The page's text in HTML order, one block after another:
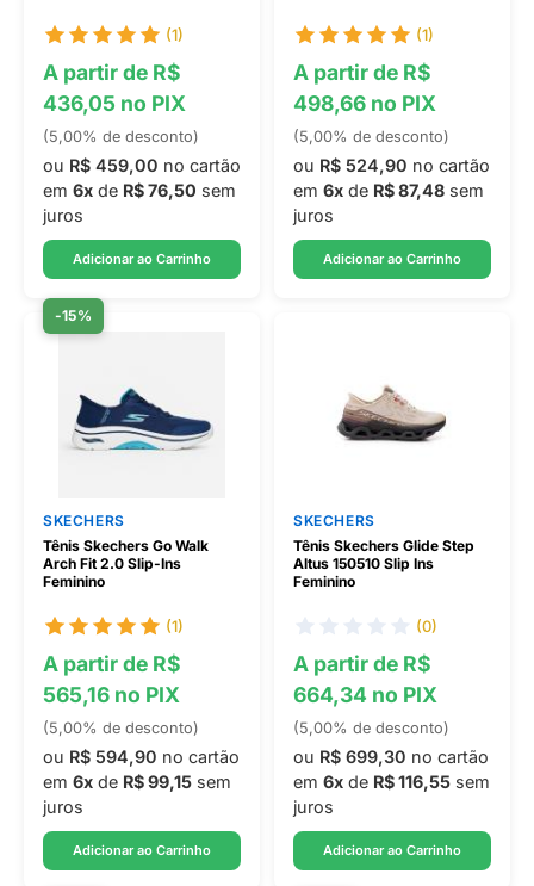
(1)
A partir de R$
436,05 no PIX
(5,00% de desconto)
ou R$ 459,00 no cartão
em 6x de R$ 76,50 sem
juros
Adicionar ao Carrinho
(1)
A partir de R$
498,66 no PIX
(5,00% de desconto)
ou R$ 524,90 no cartão
em 6x de R$ 87,48 sem
juros
Adicionar ao Carrinho
-15%
SKECHERS
Tênis Skechers Go Walk
Arch Fit 2.0 Slip-Ins
Feminino
(1)
A partir de R$
565,16 no PIX
(5,00% de desconto)
ou R$ 594,90 no cartão
em 6x de R$ 99,15 sem
juros
Adicionar ao Carrinho
SKECHERS
Tênis Skechers Glide Step
Altus 150510 Slip Ins
Feminino
(0)
A partir de R$
664,34 no PIX
(5,00% de desconto)
ou R$ 699,30 no cartão
em 6x de R$ 116,55 sem
juros
Adicionar ao Carrinho